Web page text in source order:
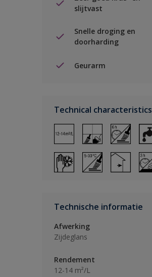
slijtvast
Snelle droging en
doorharding
Geurarm
Technical characteristics
Technische informatie
Afwerking
Zijdeglans
Rendement
12-14 m²/L